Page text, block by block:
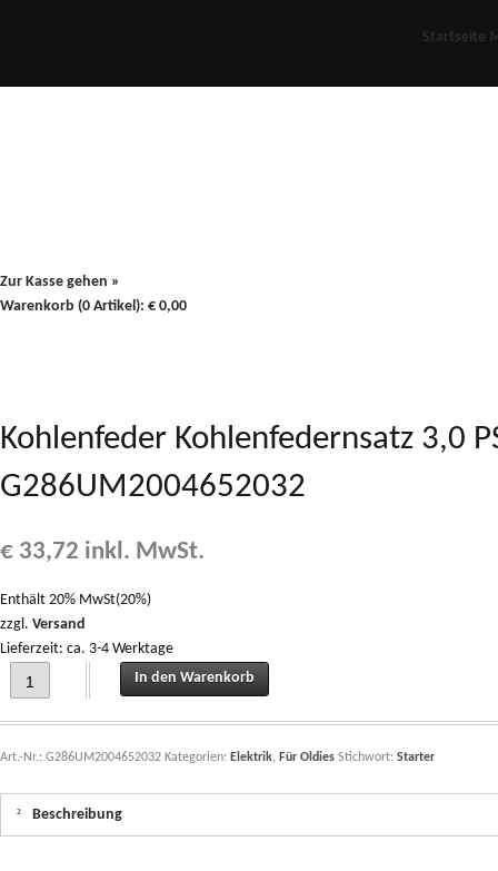
Startseite
Zur Kasse gehen »
Warenkorb (0 Artikel): € 0,00
Kohlenfeder Kohlenfedernsatz 3,0
G286UM2004652032
€ 33,72 inkl. MwSt.
Enthält 20% MwSt(20%)
zzgl. Versand
Lieferzeit: ca. 3-4 Werktage
Kohlenfeder Kohlenfedernsatz 3,0 PS (4Stk.) für Starter Steyr Oldieserie
In den Warenkorb
Art.-Nr.: G286UM2004652032 Kategorien: Elektrik, Für Oldies Stichwort: Starter
Beschreibung